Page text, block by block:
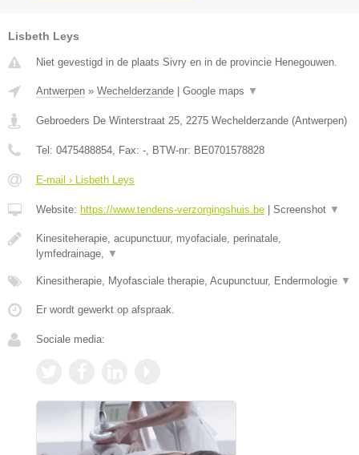
Lisbeth Leys
Niet gevestigd in de plaats Sivry en in de provincie Henegouwen.
Antwerpen » Wechelderzande | Google maps ▼
Gebroeders De Winterstraat 25 2275 Wechelderzande (Antwerpen)
Tel: 0475488854 , Fax: - , BTW-nr: BE0701578828
E-mail › Lisbeth Leys
Website: https://www.tendens-verzorgingshuis.be | Screenshot ▼
Kinesiteherapie, acupunctuur, myofaciale, perinatale,
lymfedrainage,
▼
Kinesitherapie, Myofasciale therapie, Acupunctuur, Endermologie ▼
Er wordt gewerkt op afspraak.
Sociale media: